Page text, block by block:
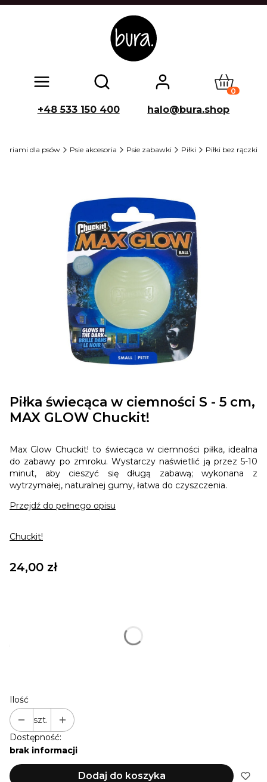
Otwórz wyszukiwarkę Produkty
+48 533 150 400 halo@bura.shop
dla psów Psie akcesoria Psie zabawki Piłki Piłki bez rączki
Piłka świecąca w ciemności S - 5 cm,
MAX GLOW Chuckit!
Max Glow Chuckit! to świecąca w ciemności piłka, idealna
do zabawy po zmroku. Wystarczy naświetlić ją przez 5-10
minut, aby cieszyć się długą zabawą; wykonana z
wytrzymałej, naturalnej gumy, łatwa do czyszczenia.
Przejdź do pełnego opisu
Chuckit!
Cena
24,00 zł
Ilość
szt.
Dostępność:
brak informacji
Dodaj do koszyka